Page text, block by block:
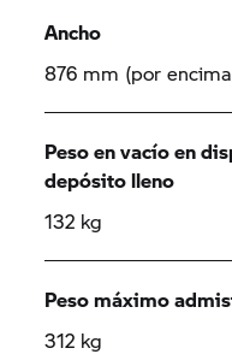
Ancho
876 mm (por
Peso en vacío en
depósito lleno
132 kg
Peso máximo
312 kg